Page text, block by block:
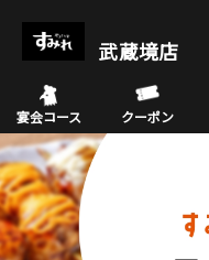
武蔵境店
宴会コース クーポン